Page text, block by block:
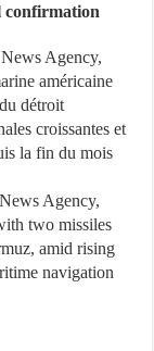
confirmation
Agency,
américaine
détroit
croissantes et
la fin du mois
Agency,
two missiles
amid rising
navigation